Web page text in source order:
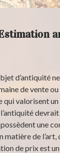
d’antiquité
de vente
qui valorisent
une
matière de
de prix est